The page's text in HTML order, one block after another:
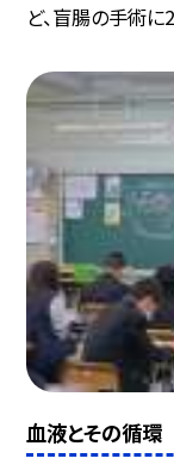
ど、盲腸の手術に
血液とその循環